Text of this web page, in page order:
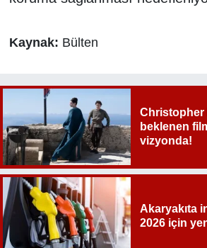
Kaynak: Bülten
Christopher
beklenen
vizyonda!
Akaryakıta
2026 için